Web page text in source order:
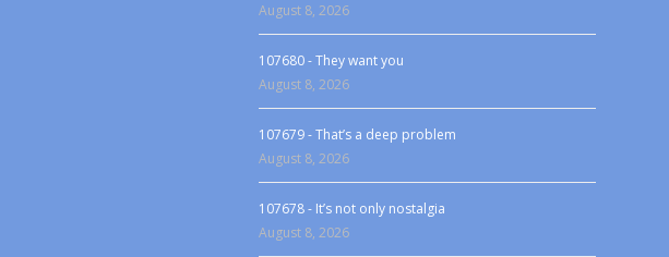
August 8, 2026
107680 - They want you
August 8, 2026
107679 - That’s a deep problem
August 8, 2026
107678 - It’s not only nostalgia
August 8, 2026